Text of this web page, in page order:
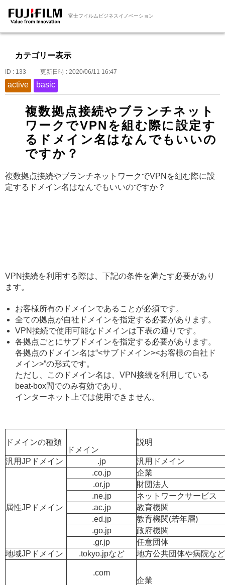
富士フイルムビジネスイノベーション
カテゴリー表示
ID : 133 更新日時 : 2020/06/11 16:47
active basic
複数拠点接続やブランチネット
ワークでVPNを組む際に設定す
るドメイン名はなんでもいいの
ですか？
複数拠点接続やブランチネットワークでVPNを組む際に設
定するドメイン名はなんでもいいのですか？
VPN接続を利用する際は、下記の条件を満たす必要があり
ます。
お客様所有のドメインであることが必須です。
全ての拠点が自社ドメインを指定する必要があります。
VPN接続で使用可能なドメインは下表の通りです。
各拠点ごとにサブドメインを指定する必要があります。
各拠点のドメイン名は“<サブドメイン><お客様の自社ド
メイン>”の形式です。
ただし、このドメイン名は、VPN接続を利用している
beat-box間でのみ有効であり、
インターネット上では使用できません。
ドメインの種類
ドメイン
説明
汎用JPドメイン .jp 汎用ドメイン
属性JPドメイン
.co.jp
企業
.or.jp
財団法人
.ne.jp
ネットワークサービス
.ac.jp
教育機関
.ed.jp
教育機関(若年層)
.go.jp
政府機関
.gr.jp
任意団体
地域JPドメイン
.tokyo.jpなど 地方公共団体や病院など
.com
企業